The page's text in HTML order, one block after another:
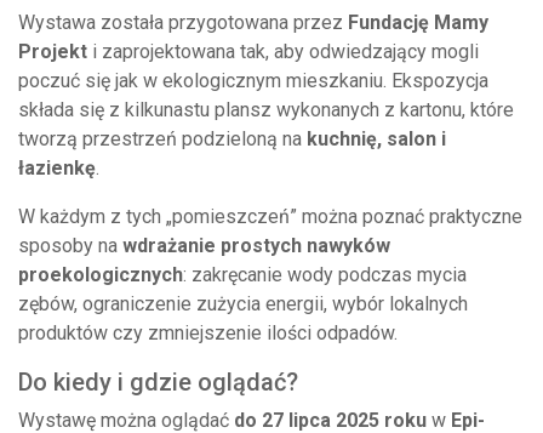
Wystawa została przygotowana przez Fundację Mamy
Projekt i zaprojektowana tak, aby odwiedzający mogli
poczuć się jak w ekologicznym mieszkaniu. Ekspozycja
składa się z kilkunastu plansz wykonanych z kartonu, które
tworzą przestrzeń podzieloną na kuchnię, salon i
łazienkę
W każdym z tych „pomieszczeń” można poznać praktyczne
sposoby na wdrażanie prostych nawyków
proekologicznych: zakręcanie wody podczas mycia
zębów, ograniczenie zużycia energii, wybór lokalnych
produktów czy zmniejszenie ilości odpadów.
Do kiedy i gdzie oglądać?
Wystawę można oglądać do 27 lipca 2025 roku w Epi-